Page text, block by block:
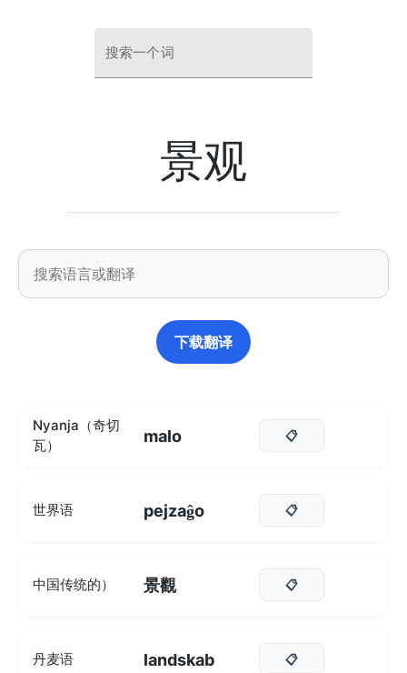
搜索一个词
景观
下载翻译
Nyanja（奇切
瓦）
malo 📋
世界语 pejzaĝo 📋
中国传统的） 景觀 📋
丹麦语 landskab 📋